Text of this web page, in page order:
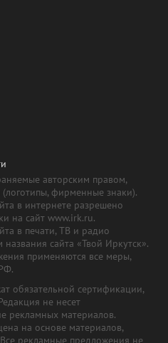
авторским правом,
фирменные знаки).
в интернете разрешено
на сайт www.irk.ru.
в печати, ТВ и радио
сайта «Твой Иркутск».
применяются все меры,
обязательной сертификации,
не несет
рекламных материалов.
на основе материалов,
рекламные предложения не